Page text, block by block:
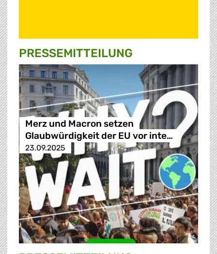
PRESSE­MITTEILUNG
Merz und Macron setzen
Glaubwürdigkeit der EU vor inte…
23.09.2025